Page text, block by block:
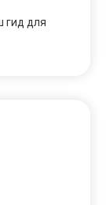
гид для